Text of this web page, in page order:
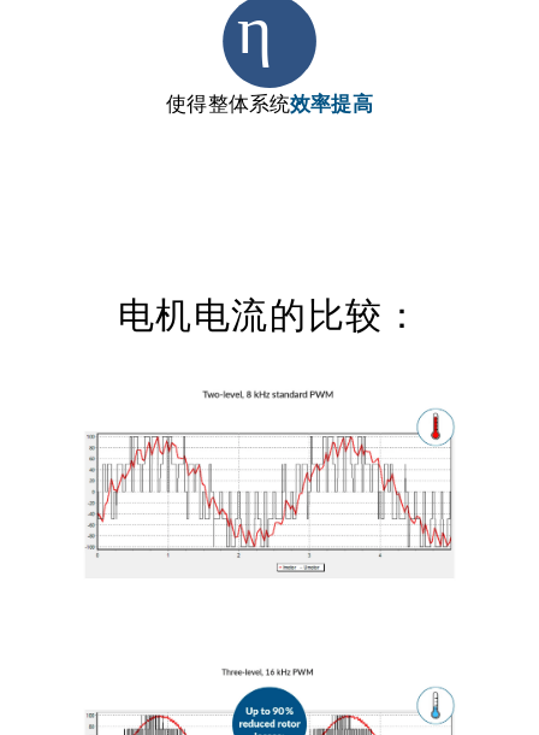
使得整体系统效率提高
电机电流的比较：